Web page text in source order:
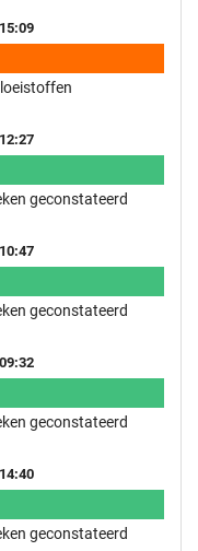
geconstateerd
geconstateerd
geconstateerd
geconstateerd